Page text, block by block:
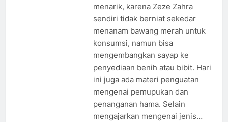
menarik, karena Zeze Zahra
sendiri tidak berniat sekedar
menanam bawang merah untuk
konsumsi, namun bisa
mengembangkan sayap ke
penyediaan benih atau bibit. Hari
ini juga ada materi penguatan
mengenai pemupukan dan
penanganan hama. Selain
mengajarkan mengenai jenis…